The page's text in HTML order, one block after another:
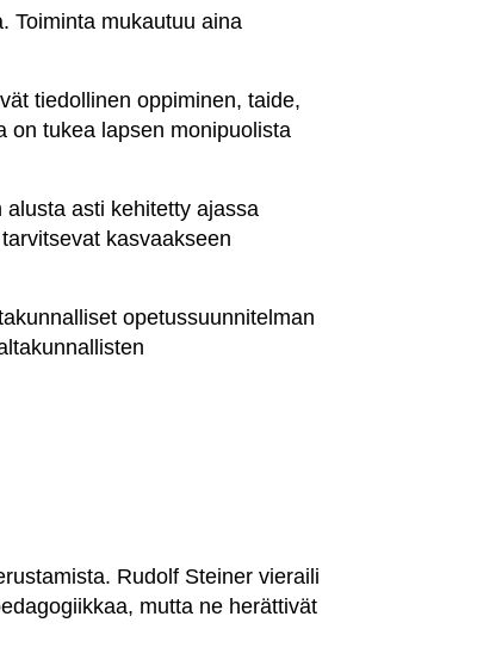
Toiminta mukautuu aina
tiedollinen oppiminen, taide,
on tukea lapsen monipuolista
asti kehitetty ajassa
kasvaakseen
opetussuunnitelman
Rudolf Steiner vieraili
mutta ne herättivät